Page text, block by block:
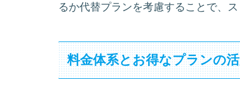
るか代替プランを考慮することで、
料金体系とお得なプランの